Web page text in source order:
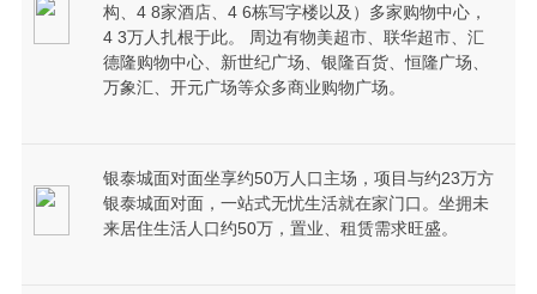
构、4 8家酒店、4 6栋写字楼以及）多家购物中心，
4 3万人扎根于此。 周边有物美超市、联华超市、汇
德隆购物中心、新世纪广场、银隆百货、恒隆广场、
万象汇、开元广场等众多商业购物广场。
银泰城面对面坐享约50万人口主场，项目与约23万方
银泰城面对面，一站式无忧生活就在家门口。坐拥未
来居住生活人口约50万，置业、租赁需求旺盛。